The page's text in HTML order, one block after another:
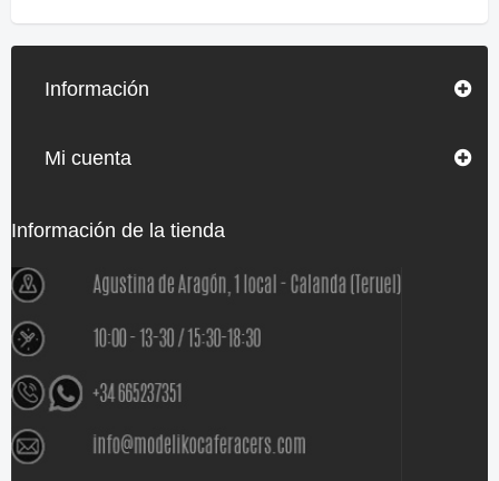
Información
Mi cuenta
Información de la tienda